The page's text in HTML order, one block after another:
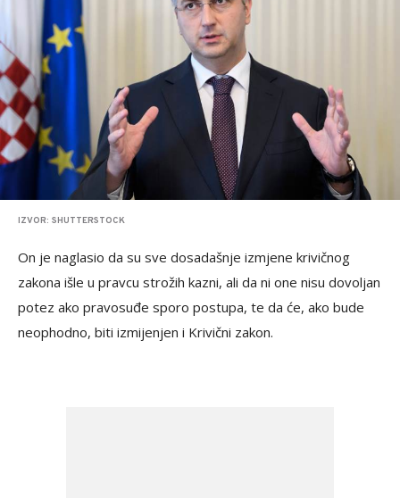
IZVOR: SHUTTERSTOCK
On je naglasio da su sve dosadašnje izmjene krivičnog
zakona išle u pravcu strožih kazni, ali da ni one nisu dovoljan
potez ako pravosuđe sporo postupa, te da će, ako bude
neophodno, biti izmijenjen i Krivični zakon.